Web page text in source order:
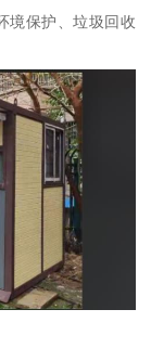
境保护、垃圾回收